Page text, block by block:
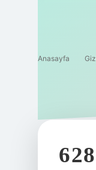
Anasayfa